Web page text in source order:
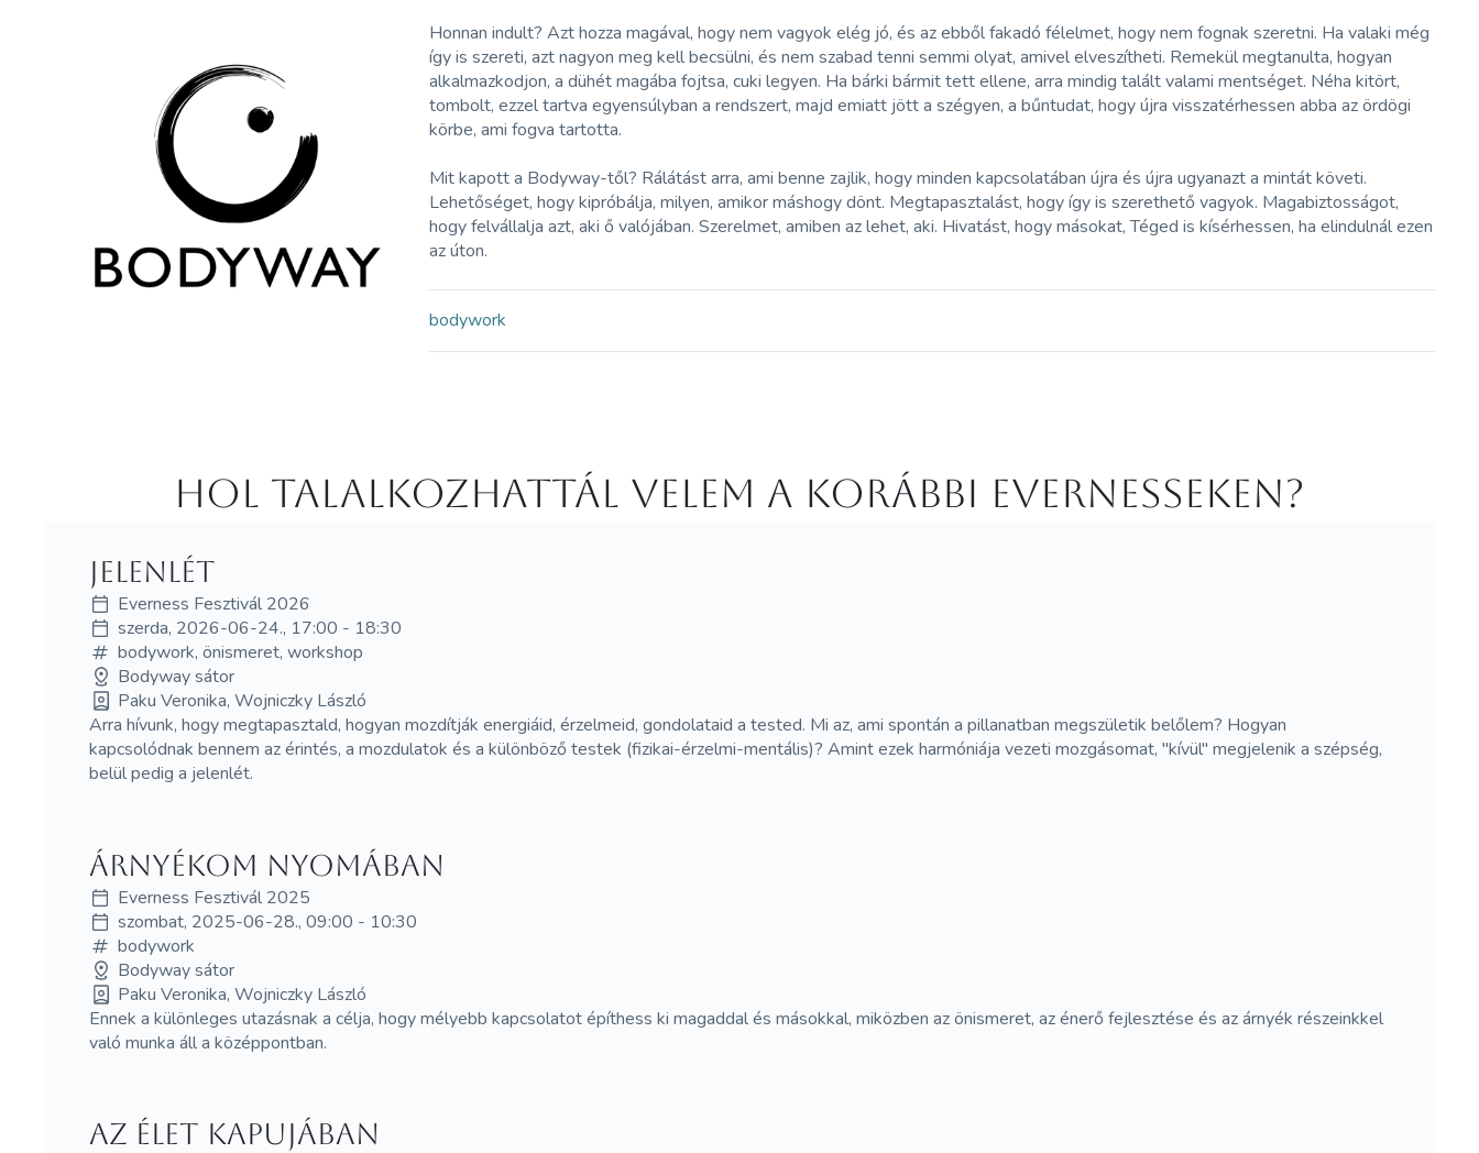
Honnan indult? Azt hozza magával, hogy nem vagyok elég jó, és az ebből fakadó félelmet, hogy nem fognak szeretni. Ha valaki még
így is szereti, azt nagyon meg kell becsülni, és nem szabad tenni semmi olyat, amivel elveszítheti. Remekül megtanulta, hogyan
alkalmazkodjon, a dühét magába fojtsa, cuki legyen. Ha bárki bármit tett ellene, arra mindig talált valami mentséget. Néha kitört,
tombolt, ezzel tartva egyensúlyban a rendszert, majd emiatt jött a szégyen, a bűntudat, hogy újra visszatérhessen abba az ördögi
körbe, ami fogva tartotta.
Mit kapott a Bodyway-től? Rálátást arra, ami benne zajlik, hogy minden kapcsolatában újra és újra ugyanazt a mintát követi.
Lehetőséget, hogy kipróbálja, milyen, amikor máshogy dönt. Megtapasztalást, hogy így is szerethető vagyok. Magabiztosságot,
hogy felvállalja azt, aki ő valójában. Szerelmet, amiben az lehet, aki. Hivatást, hogy másokat, Téged is kísérhessen, ha elindulnál ezen
az úton.
bodywork
Hol Talalkozhattál velem a korábbi Evernesseken?
Jelenlét
Everness Fesztivál 2026
szerda, 2026-06-24., 17:00 - 18:30
bodywork, önismeret, workshop
Bodyway sátor
Paku Veronika, Wojniczky László
Arra hívunk, hogy megtapasztald, hogyan mozdítják energiáid, érzelmeid, gondolataid a tested. Mi az, ami spontán a pillanatban megszületik belőlem? Hogyan
kapcsolódnak bennem az érintés, a mozdulatok és a különböző testek (fizikai-érzelmi-mentális)? Amint ezek harmóniája vezeti mozgásomat, "kívül" megjelenik a szépség,
belül pedig a jelenlét.
Árnyékom nyomában
Everness Fesztivál 2025
szombat, 2025-06-28., 09:00 - 10:30
bodywork
Bodyway sátor
Paku Veronika, Wojniczky László
Ennek a különleges utazásnak a célja, hogy mélyebb kapcsolatot építhess ki magaddal és másokkal, miközben az önismeret, az énerő fejlesztése és az árnyék részeinkkel
való munka áll a középpontban.
Az Élet Kapujában